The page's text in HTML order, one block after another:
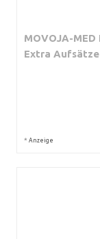
MOVOJA-
Extra
* Anzeige